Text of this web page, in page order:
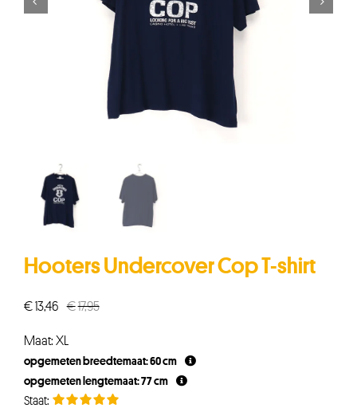
Hooters Undercover Cop T-shirt
€17,95Oorspronkelijke
€17,95.
€13,46
Huidige
€13,46.
Maat: XL
opgemeten breedtemaat: 60 cm
opgemeten lengtemaat: 77 cm